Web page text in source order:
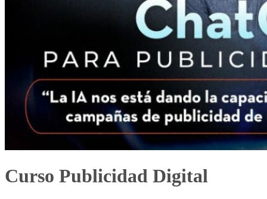
Curso Publicidad Digital